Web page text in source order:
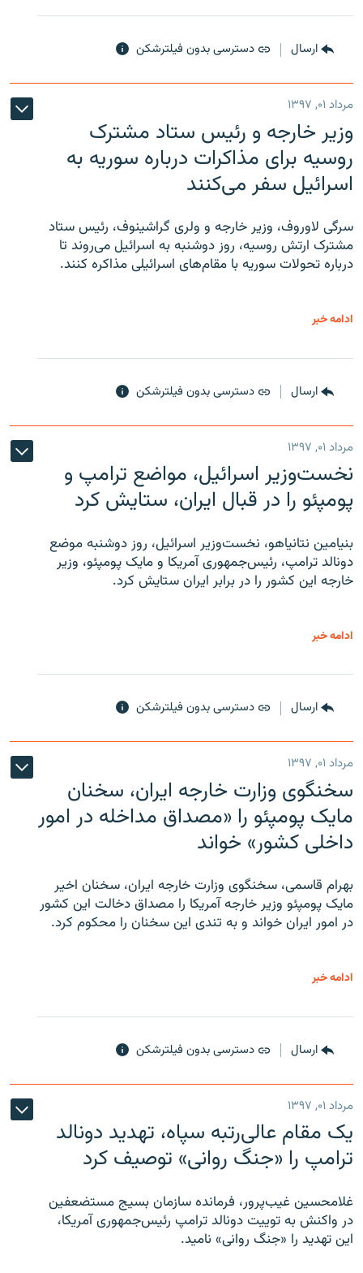
ارسال دسترسی بدون فیلترشکن
مرداد ۰۱, ۱۳۹۷
وزیر خارجه و رئیس‌ ستاد مشترک
روسیه برای مذاکرات درباره سوریه به
اسرائیل سفر می‌کنند
سرگی لاوروف، وزیر خارجه و ولری گراشینوف، رئیس ستاد
مشترک ارتش روسیه، روز دوشنبه به اسرائیل می‌روند تا
درباره تحولات سوریه با مقام‌های اسرائیلی مذاکره کنند.
ادامه خبر
ارسال دسترسی بدون فیلترشکن
مرداد ۰۱, ۱۳۹۷
نخست‌وزیر اسرائیل، مواضع ترامپ و
پومپئو را در قبال ایران، ستایش کرد
بنیامین نتانیاهو، نخست‌وزیر اسرائیل، روز دوشنبه موضع
دونالد ترامپ، رئیس‌جمهوری آمریکا و مایک پومپئو، وزیر
خارجه این کشور را در برابر ایران ستایش کرد.
ادامه خبر
ارسال دسترسی بدون فیلترشکن
مرداد ۰۱, ۱۳۹۷
سخنگوی وزارت خارجه ایران، سخنان
مایک پومپئو را «مصداق مداخله در امور
داخلی کشور» خواند
بهرام قاسمی، سخنگوی وزارت خارجه ایران، سخنان اخیر
مایک پومپئو وزیر خارجه آمریکا را مصداق دخالت این کشور
در امور ایران خواند و به تندی این سخنان را محکوم کرد.
ادامه خبر
ارسال دسترسی بدون فیلترشکن
مرداد ۰۱, ۱۳۹۷
یک مقام عالی‌رتبه سپاه، تهدید دونالد
ترامپ را «جنگ روانی» توصیف کرد
غلامحسین غیب‌پرور، فرمانده سازمان بسیج مستضعفین
در واکنش به توییت دونالد ترامپ رئیس‌جمهوری آمریکا،
این تهدید را «جنگ روانی» نامید.